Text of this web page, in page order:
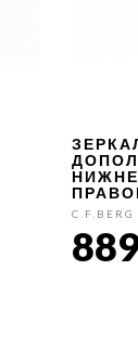
C.F.BERG